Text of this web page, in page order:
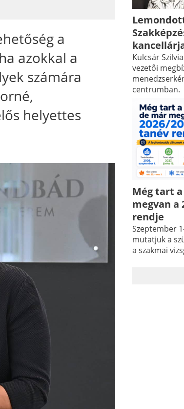
a
azokkal a
számára
helyettes
Kulcsár
vezetői
centrumban.
Még tart
megvan a
rendje
Szeptember
mutatjuk a
a szakmai